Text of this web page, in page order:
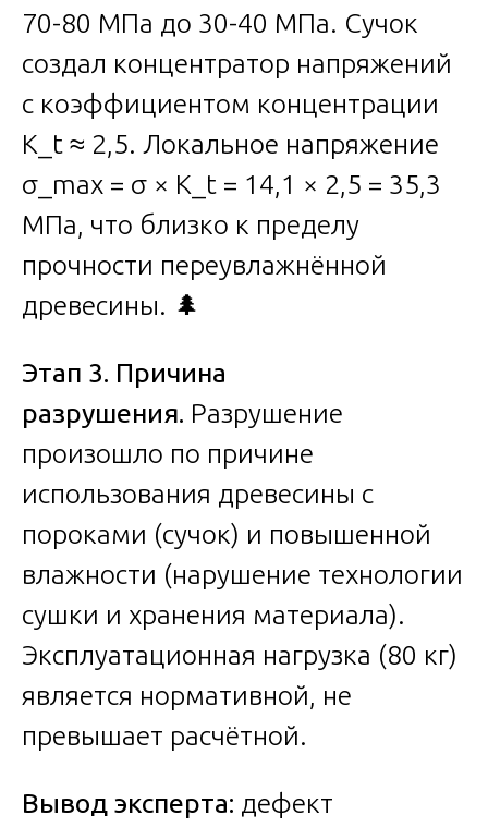
70-80 МПа до 30-40 МПа. Сучок
создал концентратор напряжений
с коэффициентом концентрации
K_t ≈ 2,5. Локальное напряжение
σ_max = σ × K_t = 14,1 × 2,5 = 35,3
МПа, что близко к пределу
прочности переувлажнённой
древесины. 🌲
Этап 3. Причина
разрушения. Разрушение
произошло по причине
использования древесины с
пороками (сучок) и повышенной
влажности (нарушение технологии
сушки и хранения материала).
Эксплуатационная нагрузка (80 кг)
является нормативной, не
превышает расчётной.
Вывод эксперта: дефект